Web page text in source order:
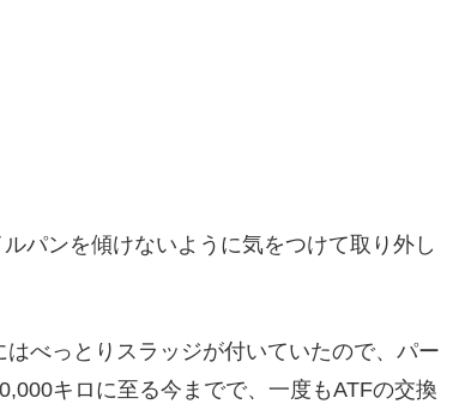
パンを傾けないように気をつけて取り外し
べっとりスラッジが付いていたので、パー
キロに至る今までで、一度もATFの交換